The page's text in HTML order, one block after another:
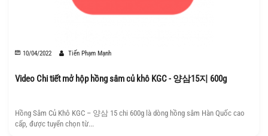
10/04/2022 Tiến Phạm Mạnh
Video Chi tiết mở hộp hồng sâm củ khô KGC - 양삼15지 600g
Hồng Sâm Củ Khô KGC – 양삼 15 chi 600g là dòng hồng sâm Hàn Quốc cao
cấp, được tuyển chọn từ...